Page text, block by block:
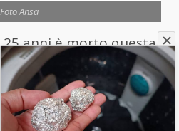
Foto Ansa
25 anni è morto questa
stato investito da
a lavoro sulla
di Terlizzi, in
quanto si